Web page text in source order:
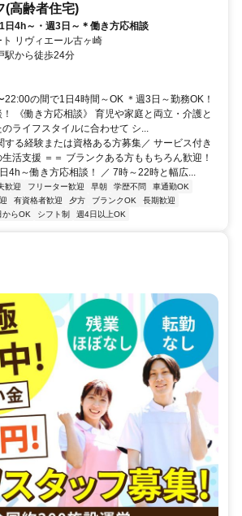
(高齢者住宅)
日4h～・週3日～＊働き方応相談
リヴィエール古ヶ崎
駅から徒歩24分
22:00の間で1日4時間～OK ＊週3日～勤務OK！
《働き方応相談》 育児や家庭と両立・介護と
ライフスタイルに合わせて シ...
する経験または資格ある方募集／ サービス付き
活支援 ＝＝ ブランクある方ももちろん歓迎！
4h～働き方応相談！ ／ 7時～22時と幅広...
歓迎 フリーター歓迎 早朝 学歴不問
車通勤OK
有資格者歓迎 夕方 ブランクOK
長期歓迎
からOK シフト制 週4日以上OK